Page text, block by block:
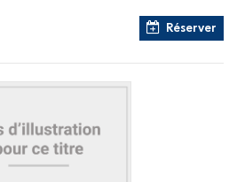
Réserver